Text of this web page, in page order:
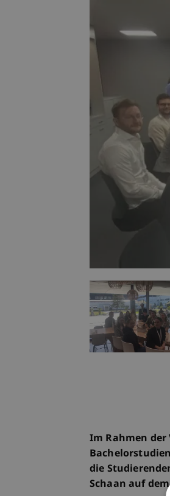
Im Rahmen
die
Schaan auf